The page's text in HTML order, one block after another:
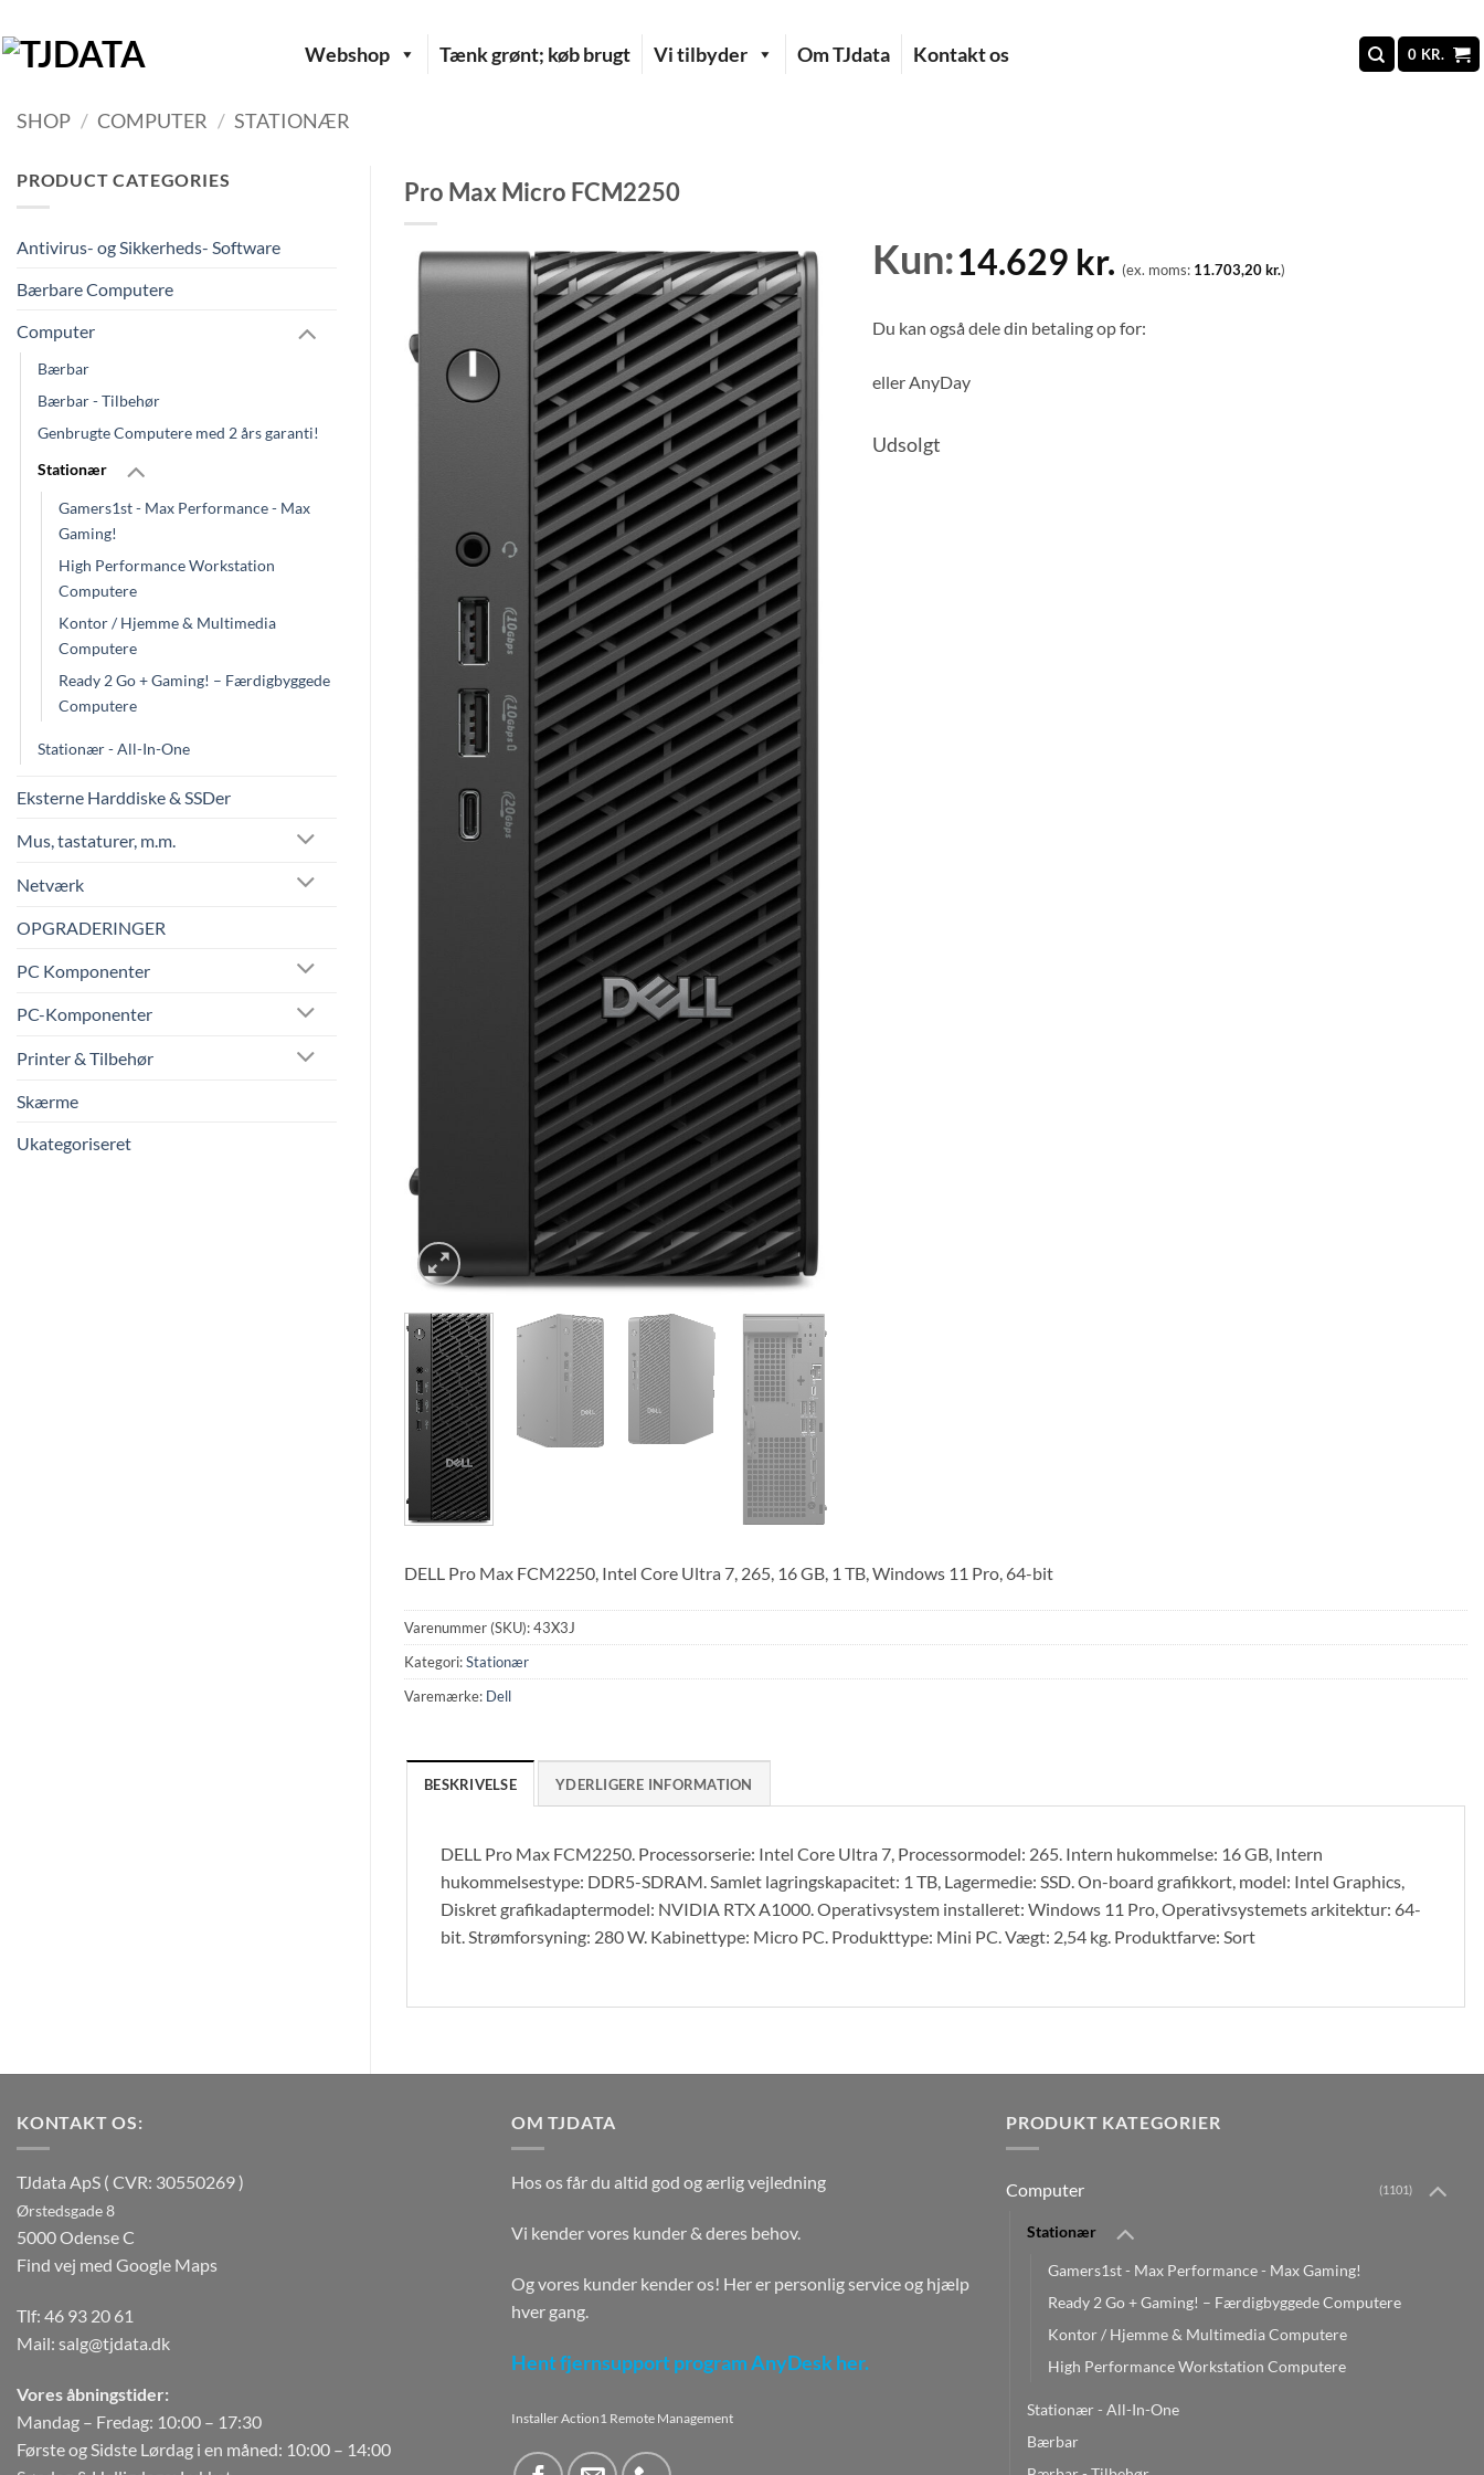
til
indhold
Webshop Tænk grønt; køb brugt Vi tilbyder Om TJdata Kontakt os 0 KR.
SHOP / COMPUTER / STATIONÆR
PRODUCT CATEGORIES
Antivirus- og Sikkerheds- Software
Bærbare Computere
Computer
Bærbar
Bærbar - Tilbehør
Genbrugte Computere med 2 års garanti!
Stationær
Gamers1st - Max Performance - Max
Gaming!
High Performance Workstation
Computere
Kontor / Hjemme & Multimedia
Computere
Ready 2 Go + Gaming! – Færdigbyggede
Computere
Stationær - All-In-One
Eksterne Harddiske & SSDer
Mus, tastaturer, m.m.
Netværk
OPGRADERINGER
PC Komponenter
PC-Komponenter
Printer & Tilbehør
Skærme
Ukategoriseret
Pro Max Micro FCM2250
Kun:14.629 kr. (ex. moms: 11.703,20kr.)
Du kan også dele din betaling op for:
ellerAnyDay
Udsolgt
DELL Pro Max FCM2250, Intel Core Ultra 7, 265, 16 GB, 1 TB, Windows 11 Pro, 64-bit
Varenummer (SKU):43X3J
Kategori:Stationær
Varemærke: Dell
BESKRIVELSE YDERLIGERE INFORMATION
DELL Pro Max FCM2250. Processorserie: Intel Core Ultra 7, Processormodel: 265. Intern hukommelse: 16 GB, Intern
hukommelsestype: DDR5-SDRAM. Samlet lagringskapacitet: 1 TB, Lagermedie: SSD. On-board grafikkort, model: Intel Graphics,
Diskret grafikadaptermodel: NVIDIA RTX A1000. Operativsystem installeret: Windows 11 Pro, Operativsystemets arkitektur: 64-
bit. Strømforsyning: 280 W. Kabinettype: Micro PC. Produkttype: Mini PC. Vægt: 2,54 kg. Produktfarve: Sort
KONTAKT OS:
TJdata ApS ( CVR: 30550269 )
Ørstedsgade 8
5000 Odense C
Find vej med Google Maps
Tlf: 46 93 20 61
Mail: salg@tjdata.dk
Vores åbningstider:
Mandag – Fredag: 10:00 – 17:30
Første og Sidste Lørdag i en måned: 10:00 – 14:00
OM TJDATA
Hos os får du altid god og ærlig vejledning
Vi kender vores kunder & deres behov.
Og vores kunder kender os! Her er personlig service og hjælp
hver gang.
Hent fjernsupport program AnyDesk her.
Installer Action1 Remote Management
PRODUKT KATEGORIER
Computer (1101)
Stationær
Gamers1st - Max Performance - Max Gaming!
Ready 2 Go + Gaming! – Færdigbyggede Computere
Kontor / Hjemme & Multimedia Computere
High Performance Workstation Computere
Stationær - All-In-One
Bærbar